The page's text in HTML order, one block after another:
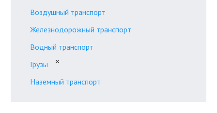
Воздушный транспорт
Железнодорожный транспорт
Водный транспорт
Грузы
✕
Наземный транспорт